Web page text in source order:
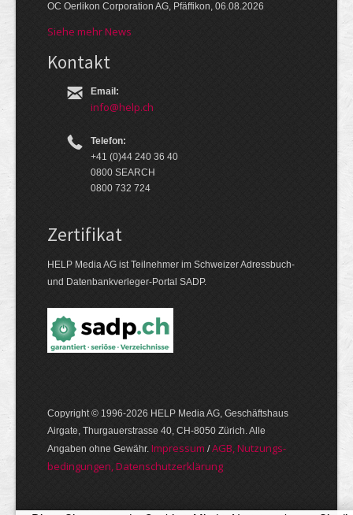
OC Oerlikon Corporation AG, Pfäffikon, 06.08.2026
Siehe mehr News
Kontakt
Email:
info@help.ch
Telefon:
+41 (0)44 240 36 40
0800 SEARCH
0800 732 724
Zertifikat
HELP Media AG ist Teilnehmer im Schweizer Adressbuch-
und Datenbankverleger-Portal SADP.
Copyright © 1996-2026 HELP Media AG, Geschäftshaus
Airgate, Thurgauer­strasse 40, CH-8050 Zürich. Alle
Angaben ohne Gewähr. Im­pres­sum /AGB, Nut­zungs­
bedin­gungen, Daten­schutz­er­klärung